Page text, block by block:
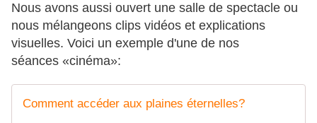
Nous avons aussi ouvert une salle de spectacle ou
nous mélangeons clips vidéos et explications
visuelles. Voici un exemple d'une de nos
séances «cinéma»:
Comment accéder aux plaines éternelles?